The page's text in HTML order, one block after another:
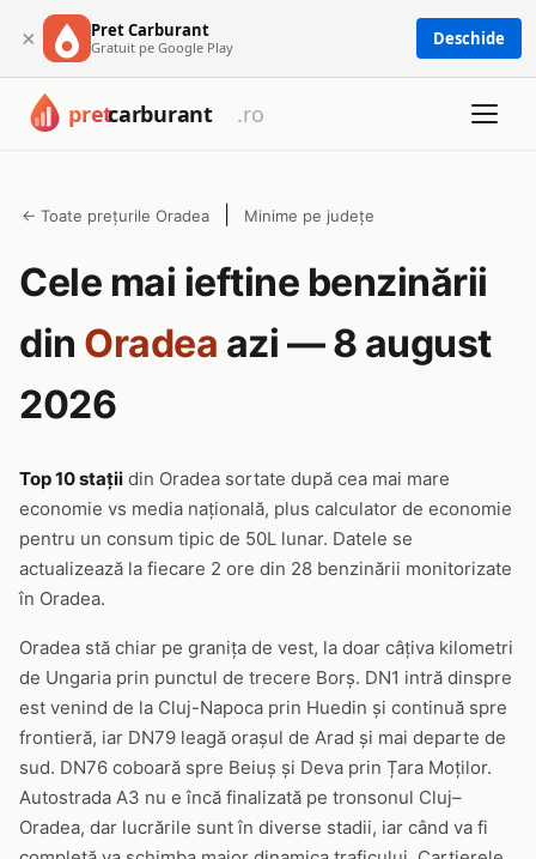
× Pret Carburant
Gratuit pe Google Play Deschide
← Toate prețurile Oradea Minime pe județe
Cele mai ieftine benzinării
din Oradea azi — 8 august
2026
Top 10 stații din Oradea sortate după cea mai mare
economie vs media națională, plus calculator de economie
pentru un consum tipic de 50L lunar. Datele se
actualizează la fiecare 2 ore din 28 benzinării monitorizate
în Oradea.
Oradea stă chiar pe granița de vest, la doar câțiva kilometri
de Ungaria prin punctul de trecere Borș. DN1 intră dinspre
est venind de la Cluj-Napoca prin Huedin și continuă spre
frontieră, iar DN79 leagă orașul de Arad și mai departe de
sud. DN76 coboară spre Beiuș și Deva prin Țara Moților.
Autostrada A3 nu e încă finalizată pe tronsonul Cluj–
Oradea, dar lucrările sunt în diverse stadii, iar când va fi